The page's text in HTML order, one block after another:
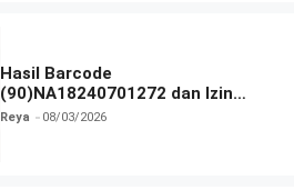
Hasil Barcode
(90)NA18240701272 dan Izin
BPOM
Reya 08/03/2026